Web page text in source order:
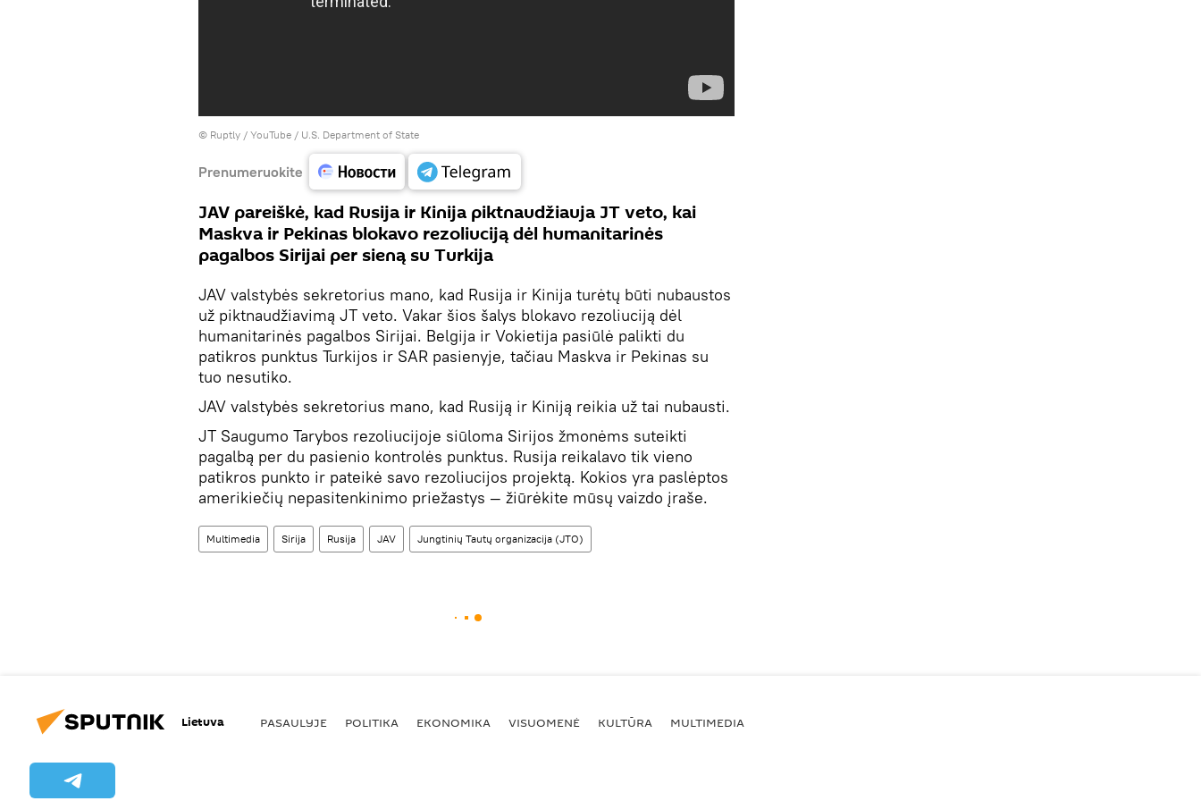
© Ruptly / YouTube / U.S. Department of State
Prenumeruokite
JAV pareiškė, kad Rusija ir Kinija piktnaudžiauja JT veto, kai
Maskva ir Pekinas blokavo rezoliuciją dėl humanitarinės
pagalbos Sirijai per sieną su Turkija
JAV valstybės sekretorius mano, kad Rusija ir Kinija turėtų būti nubaustos
už piktnaudžiavimą JT veto. Vakar šios šalys blokavo rezoliuciją dėl
humanitarinės pagalbos Sirijai. Belgija ir Vokietija pasiūlė palikti du
patikros punktus Turkijos ir SAR pasienyje, tačiau Maskva ir Pekinas su
tuo nesutiko.
JAV valstybės sekretorius mano, kad Rusiją ir Kiniją reikia už tai nubausti.
JT Saugumo Tarybos rezoliucijoje siūloma Sirijos žmonėms suteikti
pagalbą per du pasienio kontrolės punktus. Rusija reikalavo tik vieno
patikros punkto ir pateikė savo rezoliucijos projektą. Kokios yra paslėptos
amerikiečių nepasitenkinimo priežastys — žiūrėkite mūsų vaizdo įraše.
Multimedia Sirija Rusija JAV Jungtinių Tautų organizacija (JTO)
Lietuva PASAULYJE POLITIKA EKONOMIKA VISUOMENĖ KULTŪRA MULTIMEDIA